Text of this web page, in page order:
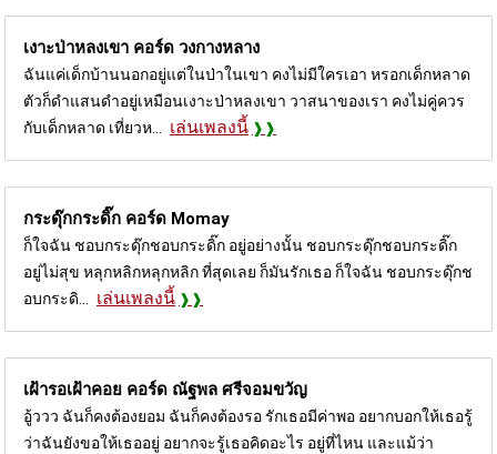
เงาะป่าหลงเขา คอร์ด วงกางหลาง
ฉันแค่เด็กบ้านนอกอยู่แต่ในป่าในเขา คงไม่มีใครเอา หรอกเด็กหลาด
ตัวก็ดำแสนดำอยู่เหมือนเงาะป่าหลงเขา วาสนาของเรา คงไม่คู่ควร
กับเด็กหลาด เที่ยวห...
เล่นเพลงนี้
กระดุ๊กกระดิ๊ก คอร์ด Momay
ก็ใจฉัน ชอบกระดุ๊กชอบกระดิ๊ก อยู่อย่างนั้น ชอบกระดุ๊กชอบกระดิ๊ก
อยู่ไม่สุข หลุกหลิกหลุกหลิก ที่สุดเลย ก็มันรักเธอ ก็ใจฉัน ชอบกระดุ๊กช
อบกระดิ...
เล่นเพลงนี้
เฝ้ารอเฝ้าคอย คอร์ด ณัฐพล ศรีจอมขวัญ
อู้ววว ฉันก็คงต้องยอม ฉันก็คงต้องรอ รักเธอมีค่าพอ อยากบอกให้เธอรู้
ว่าฉันยังขอให้เธออยู่ อยากจะรู้เธอคิดอะไร อยู่ที่ไหน และแม้ว่า